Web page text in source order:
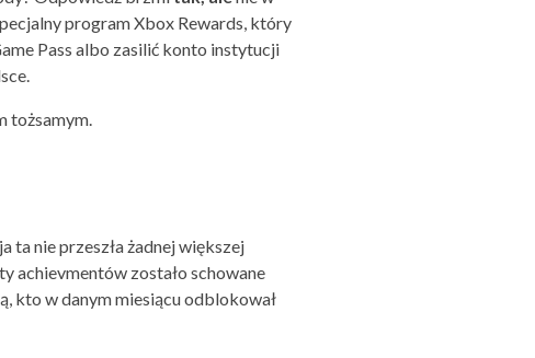
program Xbox Rewards, który
Pass albo zasilić konto instytucji
tożsamym.
ta nie przeszła żadnej większej
achievmentów zostało schowane
kto w danym miesiącu odblokował